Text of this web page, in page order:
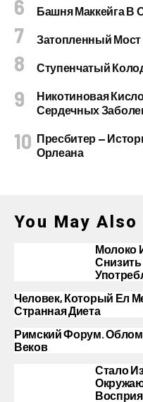
Башня Маккейга В
Затопленный
Ступенчатый
Никотиновая
Сердечных
Пресбитер —
Орлеана
You May Also
Молоко
Человек, Который Ел
Странная Диета
Римский Форум.
Веков
Стало